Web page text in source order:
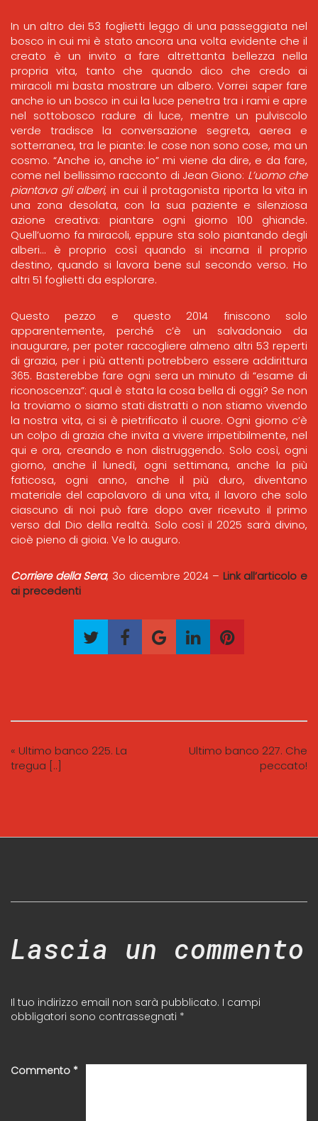
In un altro dei 53 foglietti leggo di una passeggiata nel
bosco in cui mi è stato ancora una volta evidente che il
creato è un invito a fare altrettanta bellezza nella
propria vita, tanto che quando dico che credo ai
miracoli mi basta mostrare un albero. Vorrei saper fare
anche io un bosco in cui la luce penetra tra i rami e apre
nel sottobosco radure di luce, mentre un pulviscolo
verde tradisce la conversazione segreta, aerea e
sotterranea, tra le piante: le cose non sono cose, ma un
cosmo. “Anche io, anche io” mi viene da dire, e da fare,
come nel bellissimo racconto di Jean Giono: L’uomo che
piantava gli alberi, in cui il protagonista riporta la vita in
una zona desolata, con la sua paziente e silenziosa
azione creativa: piantare ogni giorno 100 ghiande.
Quell’uomo fa miracoli, eppure sta solo piantando degli
alberi… è proprio così quando si incarna il proprio
destino, quando si lavora bene sul secondo verso. Ho
altri 51 foglietti da esplorare.
Questo pezzo e questo 2014 finiscono solo
apparentemente, perché c’è un salvadonaio da
inaugurare, per poter raccogliere almeno altri 53 reperti
di grazia, per i più attenti potrebbero essere addirittura
365. Basterebbe fare ogni sera un minuto di “esame di
riconoscenza”: qual è stata la cosa bella di oggi? Se non
la troviamo o siamo stati distratti o non stiamo vivendo
la nostra vita, ci si è pietrificato il cuore. Ogni giorno c’è
un colpo di grazia che invita a vivere irripetibilmente, nel
qui e ora, creando e non distruggendo. Solo così, ogni
giorno, anche il lunedì, ogni settimana, anche la più
faticosa, ogni anno, anche il più duro, diventano
materiale del capolavoro di una vita, il lavoro che solo
ciascuno di noi può fare dopo aver ricevuto il primo
verso dal Dio della realtà. Solo così il 2025 sarà divino,
cioè pieno di gioia. Ve lo auguro.
Corriere della Sera, 3o dicembre 2024 – Link all’articolo e
ai precedenti
« Ultimo banco 225. La
tregua [..]
Ultimo banco 227. Che
peccato!
Lascia un commento
Il tuo indirizzo email non sarà pubblicato. I campi
obbligatori sono contrassegnati *
Commento *